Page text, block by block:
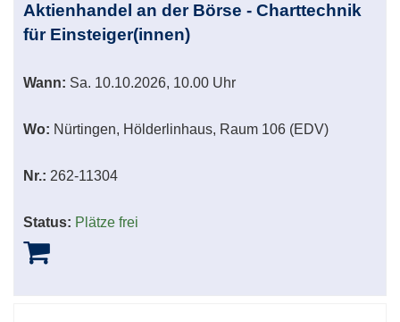
Aktienhandel an der Börse - Charttechnik
für Einsteiger(innen)
Wann: Sa. 10.10.2026, 10.00 Uhr
Wo: Nürtingen, Hölderlinhaus, Raum 106 (EDV)
Nr.: 262-11304
Status: Plätze frei